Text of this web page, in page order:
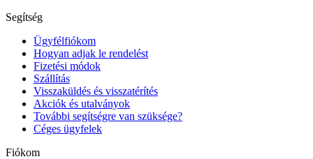
Segítség
Ügyfélfiókom
Hogyan adjak le rendelést
Fizetési módok
Szállítás
Visszaküldés és visszatérítés
Akciók és utalványok
További segítségre van szüksége?
Céges ügyfelek
Fiókom